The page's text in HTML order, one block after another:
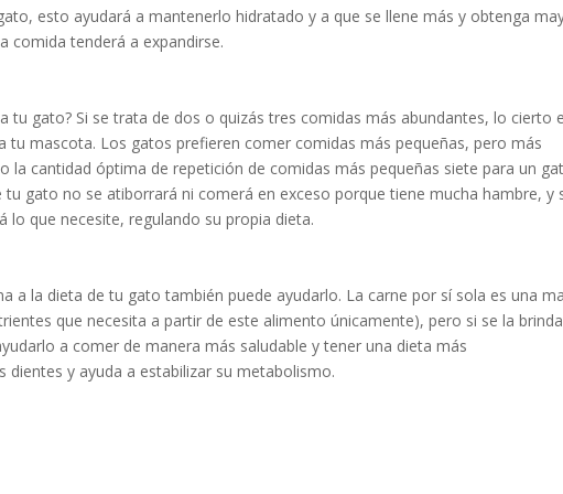
esto ayudará a mantenerlo hidratado y a que se llene más y obtenga
comida tenderá a expandirse.
tu gato? Si se trata de dos o quizás tres comidas más abundantes, lo cierto
tu mascota. Los gatos prefieren comer comidas más pequeñas, pero más
la cantidad óptima de repetición de comidas más pequeñas siete para un
gato no se atiborrará ni comerá en exceso porque tiene mucha hambre, y
que necesite, regulando su propia dieta.
a la dieta de tu gato también puede ayudarlo. La carne por sí sola es una
que necesita a partir de este alimento únicamente), pero si se la
a comer de manera más saludable y tener una dieta más
dientes y ayuda a estabilizar su metabolismo.